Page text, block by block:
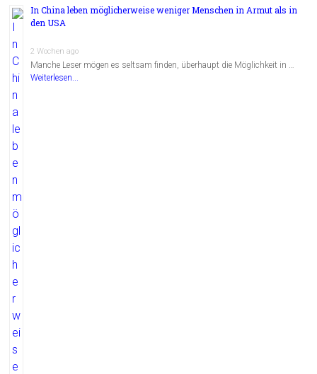
In China leben möglicherweise weniger Menschen in Armut als in
den USA
2 Wochen ago
Manche Leser mögen es seltsam finden, überhaupt die Möglichkeit in …
Weiterlesen...